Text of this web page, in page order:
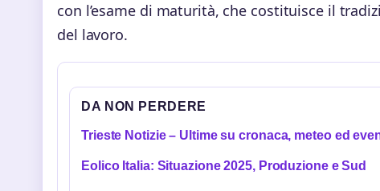
con l’esame di maturità, che costituisce il
del lavoro.
DA NON PERDERE
Trieste Notizie – Ultime su cronaca, meteo ed
Eolico Italia: Situazione 2025, Produzione e Sud